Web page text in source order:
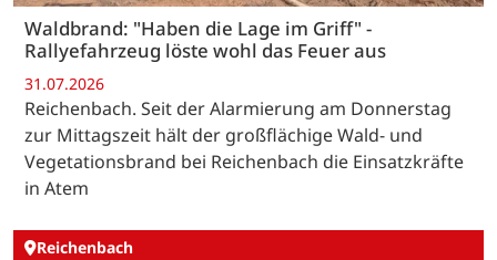
Waldbrand: "Haben die Lage im Griff" -
Rallyefahrzeug löste wohl das Feuer aus
31.07.2026
Reichenbach. Seit der Alarmierung am Donnerstag
zur Mittagszeit hält der großflächige Wald- und
Vegetationsbrand bei Reichenbach die Einsatzkräfte
in Atem
Reichenbach